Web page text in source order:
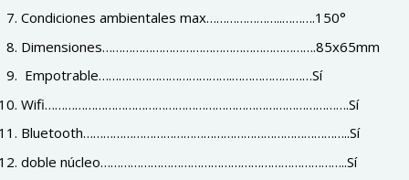
Condiciones ambientales max…………………..……….150°
Dimensiones……………………………………………………….85x65mm
Empotrable………………………………….……………………Sí
Wifi……………………………………………………………………………….Sí
Bluetooth……………………………………………………………………..Sí
doble núcleo………………………………………………………………..Sí